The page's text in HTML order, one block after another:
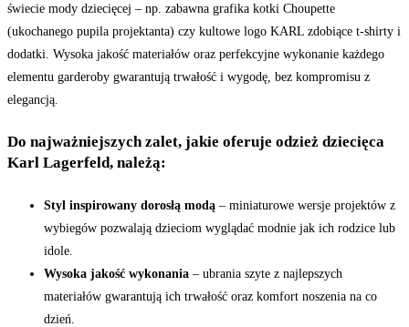
świecie mody dziecięcej – np. zabawna grafika kotki Choupette
(ukochanego pupila projektanta) czy kultowe logo KARL zdobiące t-shirty i
dodatki. Wysoka jakość materiałów oraz perfekcyjne wykonanie każdego
elementu garderoby gwarantują trwałość i wygodę, bez kompromisu z
elegancją.
Do najważniejszych zalet, jakie oferuje odzież dziecięca
Karl Lagerfeld, należą:
Styl inspirowany dorosłą modą – miniaturowe wersje projektów z
wybiegów pozwalają dzieciom wyglądać modnie jak ich rodzice lub
idole.
Wysoka jakość wykonania – ubrania szyte z najlepszych
materiałów gwarantują ich trwałość oraz komfort noszenia na co
dzień.